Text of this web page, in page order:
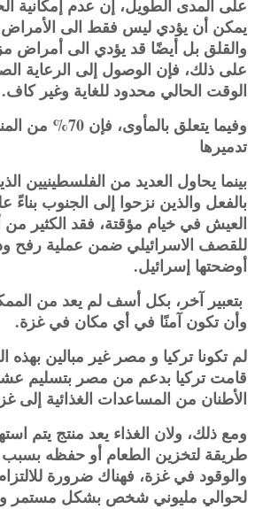
على المدى الطويل، إن عدم إمكانية
يمكن أن يؤدي ليس فقط الى الأمراض
والقلق بل ‏أيضًا قد يؤدي الى أمراض
على ذلك، فإن الوصول إلى الرعاية
الوقت الحالي محدود ‏للغاية وغير كاف‎.‎
وفيما يتعلق
تدميرها
بينما يحاول العديد من الفلسطينيين
بالفعل والذين نزحوا إلى الجنوب بناءً
العيش في خيام ‏مؤقتة، فقد الكثير من
للقصف الاسرائيلي ضمن عملية رفح
أوضحتها إسرائيل. ‏
بتعبير آخر، بكل أسف لم يعد من
وأن تكون آمنًا في أي مكان في غزة‎.‎
لم تكونا تركيا و مصر غير مبالين بهذه
قامت تركيا بدعم من مصر بتسليم
الأطنان من ‏المساعدات الغذائية إلى
ومع ذلك، ولان الغذاء يعد منتج يتم
طريقة لتخزين الطعام أو حفظه بسبب
والوقود في ‏غزة، فهناك ضرورة للالتزام
لحوالي مليوني شخص بشكل مستمر